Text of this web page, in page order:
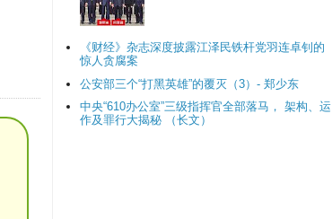
《财经》杂志深度披露江泽民铁杆党羽连卓钊的
惊人贪腐案
公安部三个“打黑英雄”的覆灭（3）- 郑少东
中央“610办公室”三级指挥官全部落马， 架构、运
作及罪行大揭秘 （长文）